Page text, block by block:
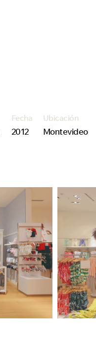
Fecha
2012
Ubicación
Montevideo